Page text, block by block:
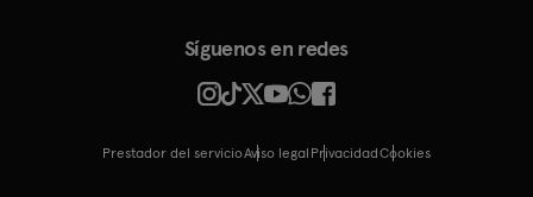
Prestador del servicioAviso legal Privacidad cookies
Síguenos en redes